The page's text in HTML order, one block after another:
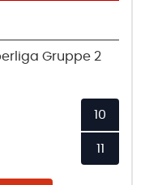
Gruppe 2
10
11